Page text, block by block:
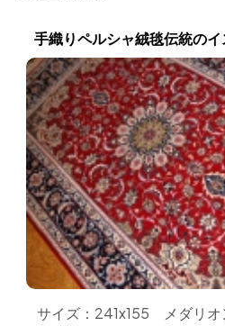
手織りペルシャ絨毯伝統の
サイズ：241x155 メダリオ